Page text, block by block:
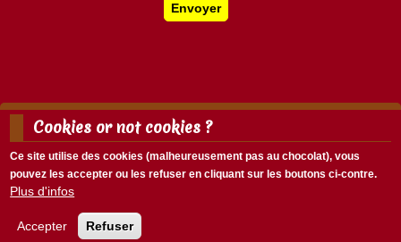
Envoyer
Menu
Pied
page
Mentions légales Nous écrire
Menu
compte
Se connecter
Cookies or not cookies ?
Ce site utilise des cookies (malheureusement pas au chocolat), vous
pouvez les accepter ou les refuser en cliquant sur les boutons ci-contre.
Plus d'infos
Accepter Refuser